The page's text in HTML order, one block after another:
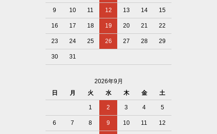
9 10 11 12 13 14 15
16 17 18 19 20 21 22
23 24 25 26 27 28 29
30 31
2026年9月
日
月 火 水 木 金 土
1 2 3 4 5
6 7 8 9 10 11 12